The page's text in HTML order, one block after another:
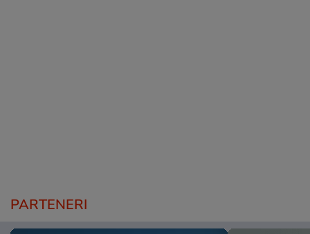
PARTENERI